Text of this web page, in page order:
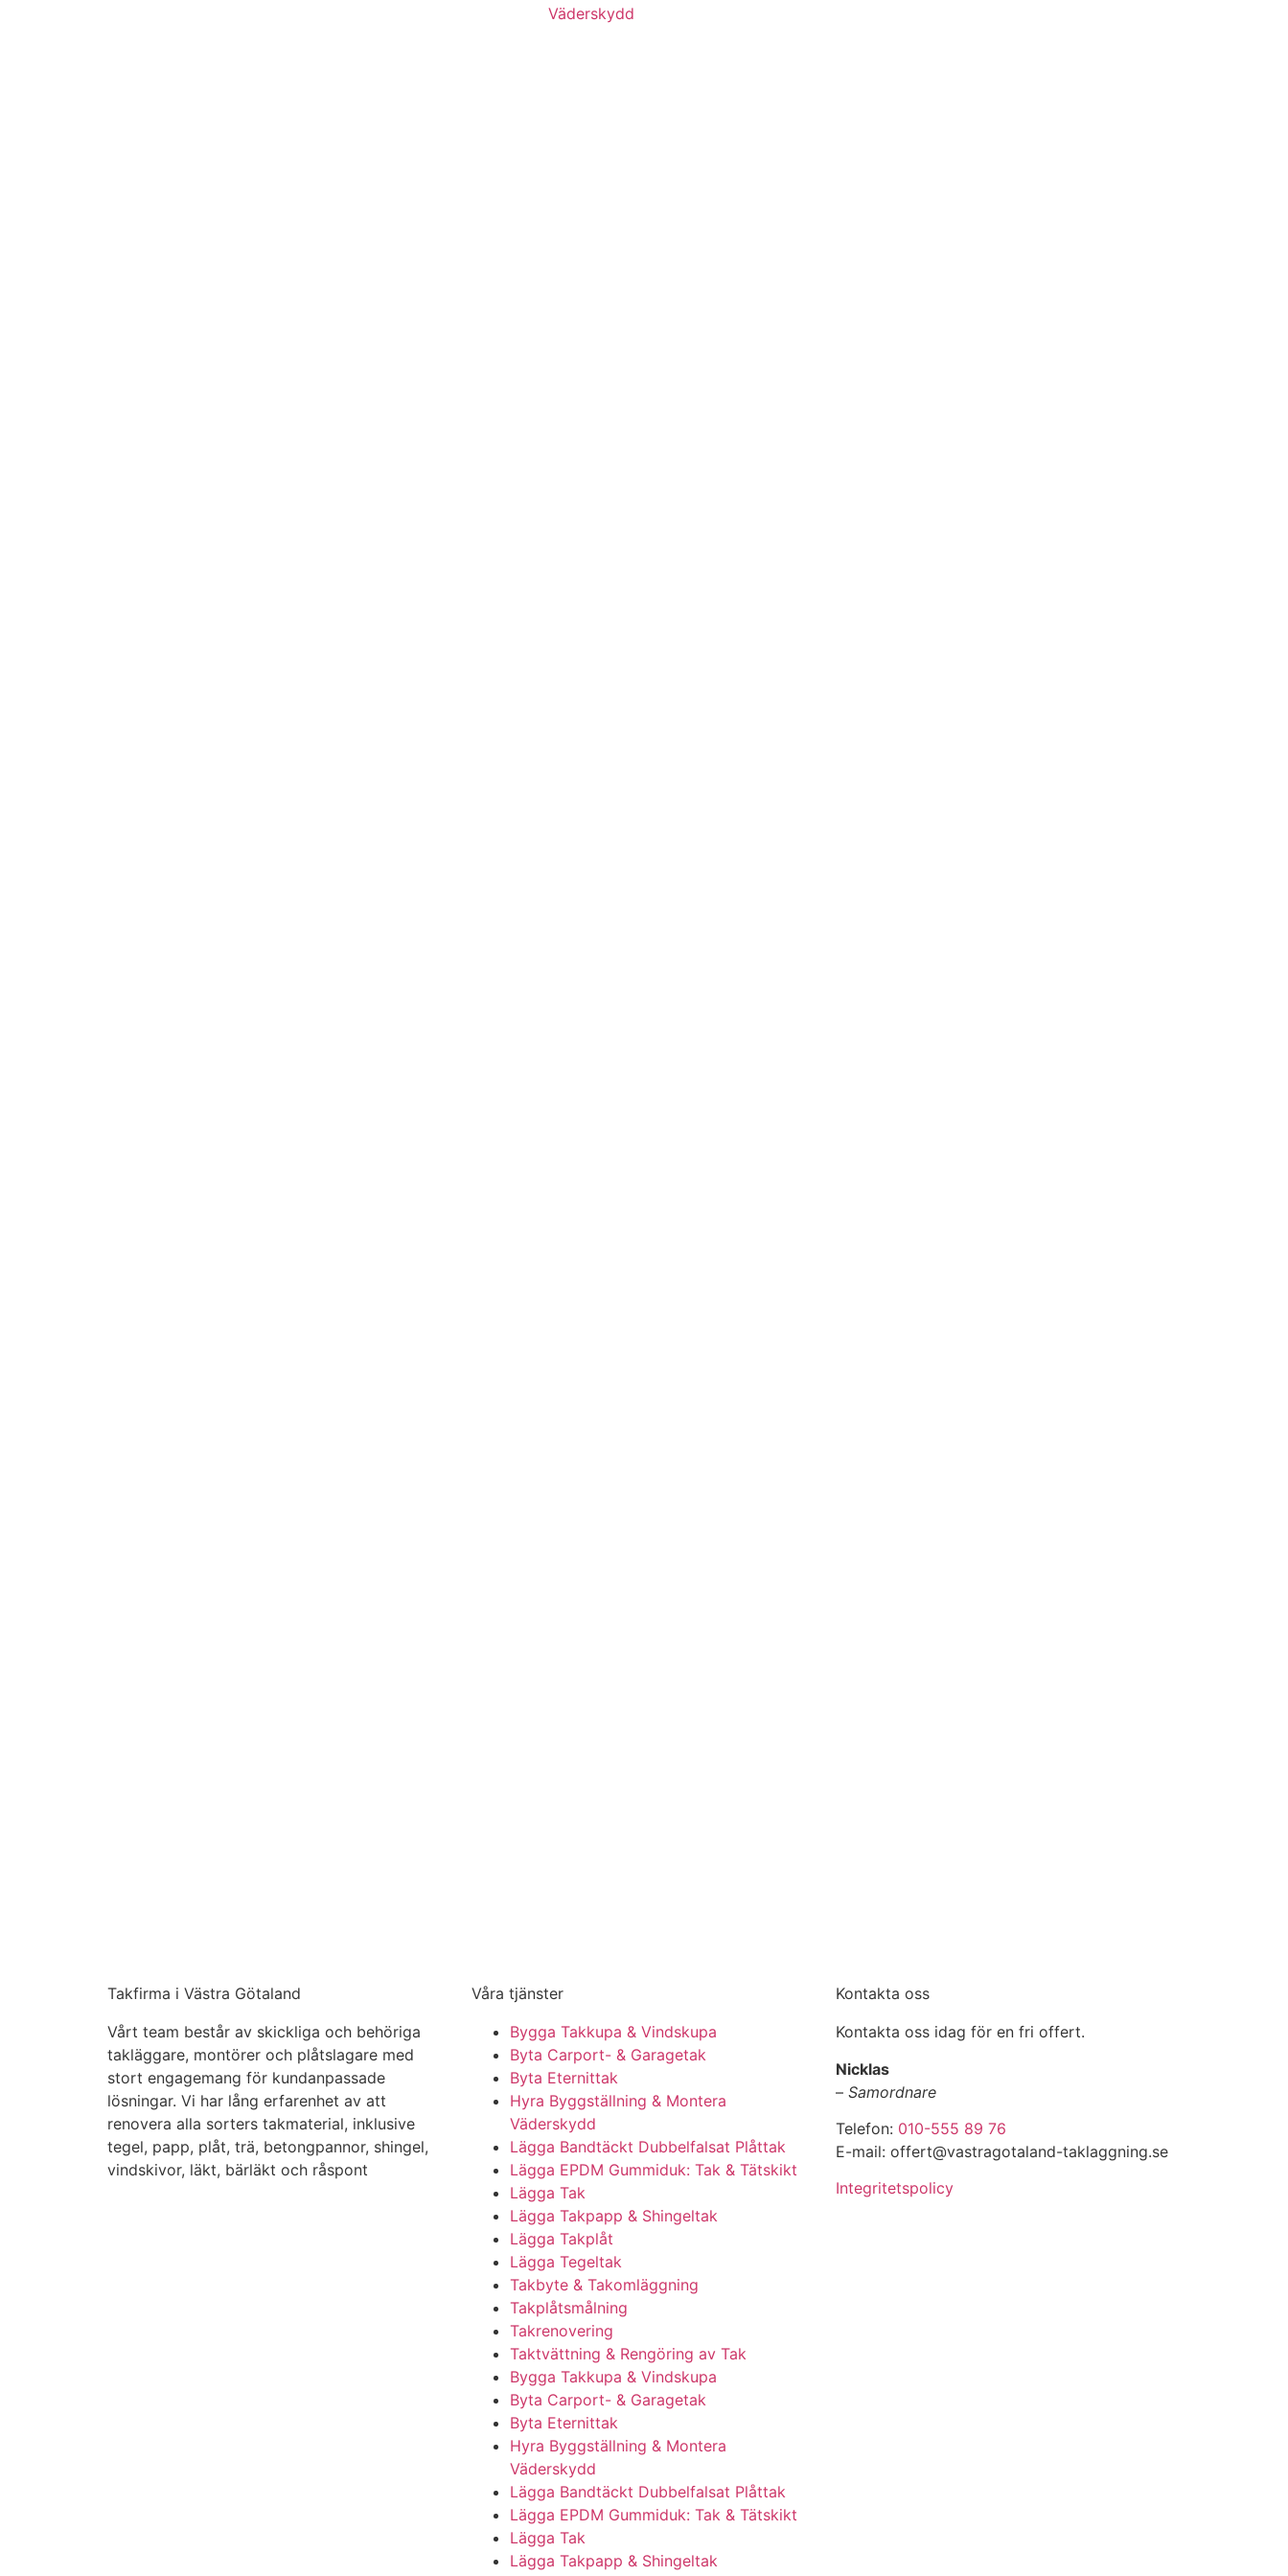
Väderskydd
Takfirma i Västra Götaland
Vårt team består av skickliga och behöriga
takläggare, montörer och plåtslagare med
stort engagemang för kundanpassade
lösningar. Vi har lång erfarenhet av att
renovera alla sorters takmaterial, inklusive
tegel, papp, plåt, trä, betongpannor, shingel,
vindskivor, läkt, bärläkt och råspont
Våra tjänster
Bygga Takkupa & Vindskupa
Byta Carport- & Garagetak
Byta Eternittak
Hyra Byggställning & Montera
Väderskydd
Lägga Bandtäckt Dubbelfalsat Plåttak
Lägga EPDM Gummiduk: Tak & Tätskikt
Lägga Tak
Lägga Takpapp & Shingeltak
Lägga Takplåt
Lägga Tegeltak
Takbyte & Takomläggning
Takplåtsmålning
Takrenovering
Taktvättning & Rengöring av Tak
Bygga Takkupa & Vindskupa
Byta Carport- & Garagetak
Byta Eternittak
Hyra Byggställning & Montera
Väderskydd
Lägga Bandtäckt Dubbelfalsat Plåttak
Lägga EPDM Gummiduk: Tak & Tätskikt
Lägga Tak
Lägga Takpapp & Shingeltak
Kontakta oss
Kontakta oss idag för en fri offert.
Nicklas
– Samordnare
Telefon: 010-555 89 76
E-mail: offert@vastragotaland-taklaggning.se
Integritetspolicy